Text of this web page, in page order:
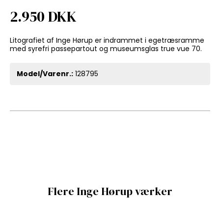
2.950 DKK
Litografiet af Inge Hørup er indrammet i egetræsramme
med syrefri passepartout og museumsglas true vue 70.
Model/Varenr.: 128795
Flere Inge Hørup værker